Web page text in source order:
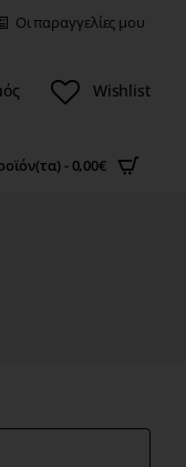
Οι παραγγελίες μου
Wishlist
- 0,00€